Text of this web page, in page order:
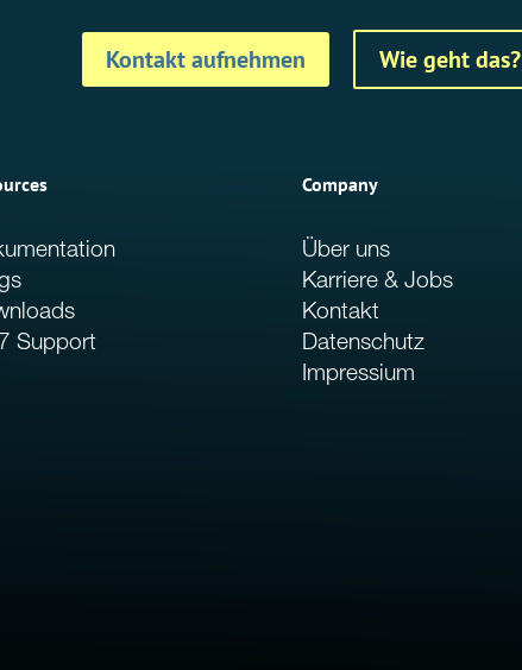
Kontakt aufnehmen Wie geht das?
Support
Company
Über uns
Karriere & Jobs
Kontakt
Datenschutz
Impressium